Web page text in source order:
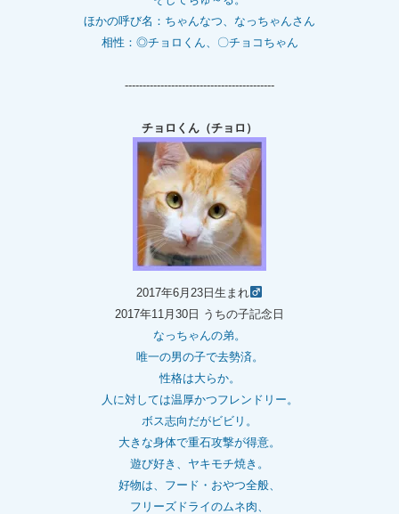
ほかの呼び名：ちゃんなつ、なっちゃんさん
相性：◎チョロくん、〇チョコちゃん
------------------------------------------
チョロくん（チョロ）
2017年6月23日生まれ
2017年11月30日 うちの子記念日
なっちゃんの弟。
唯一の男の子で去勢済。
性格は大らか。
人に対しては温厚かつフレンドリー。
ボス志向だがビビリ。
大きな身体で重石攻撃が得意。
遊び好き、ヤキモチ焼き。
好物は、フード・おやつ全般、
フリーズドライのムネ肉、